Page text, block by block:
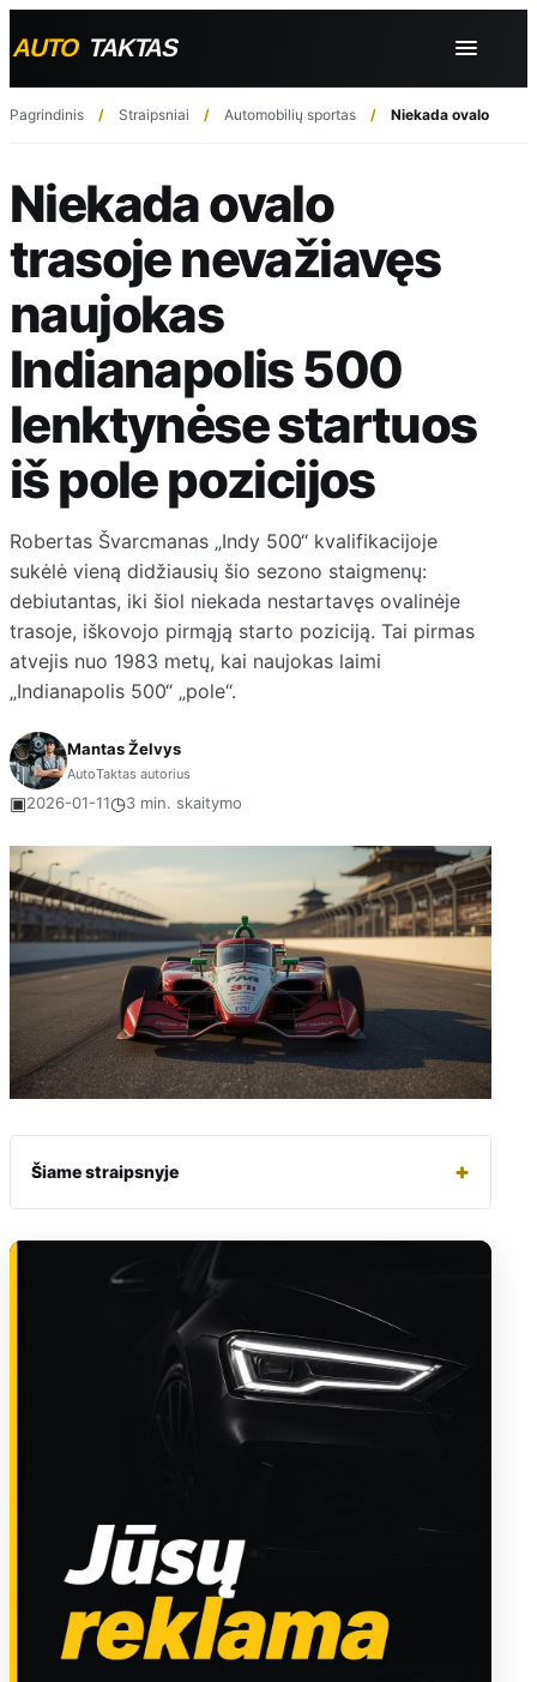
Pagrindinis Straipsniai Automobilių sportas Niekada ovalo
Niekada ovalo
trasoje nevažiavęs
naujokas
Indianapolis 500
lenktynėse startuos
iš pole pozicijos
Robertas Švarcmanas „Indy 500“ kvalifikacijoje
sukėlė vieną didžiausių šio sezono staigmenų:
debiutantas, iki šiol niekada nestartavęs ovalinėje
trasoje, iškovojo pirmąją starto poziciją. Tai pirmas
atvejis nuo 1983 metų, kai naujokas laimi
„Indianapolis 500“ „pole“.
Mantas Želvys
AutoTaktas autorius
▣2026-01-11◷3 min. skaitymo
Šiame straipsnyje +